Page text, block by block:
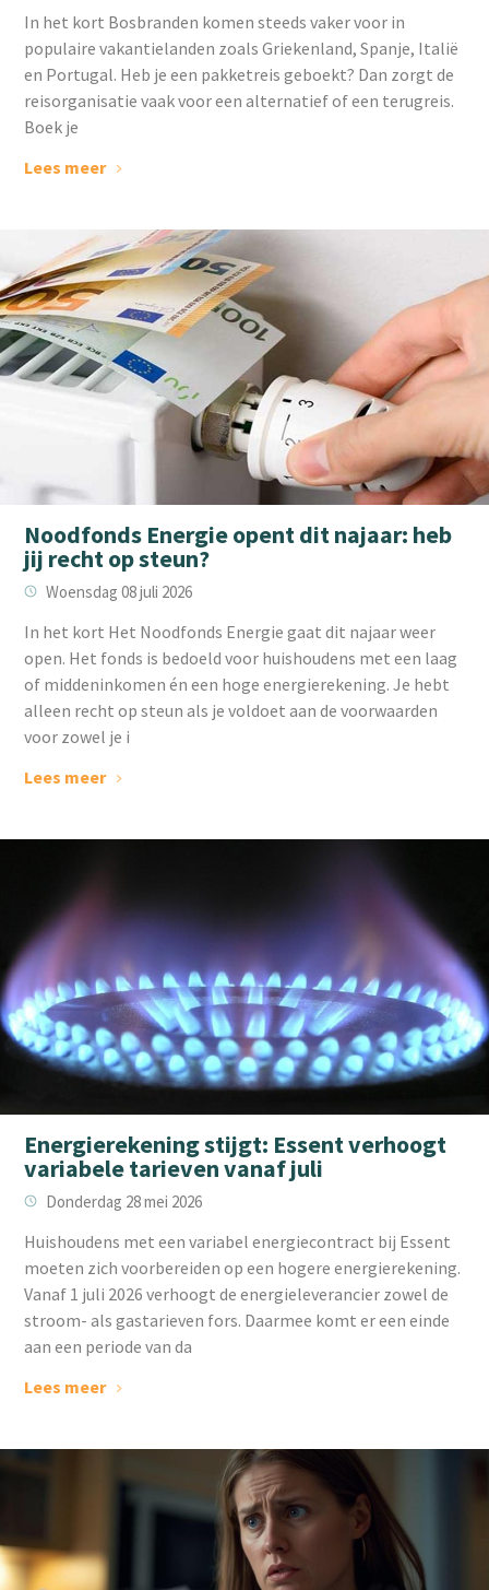
‌In het kort Bosbranden komen steeds vaker voor in
populaire vakantielanden zoals Griekenland, Spanje, Italië
en Portugal. Heb je een pakketreis geboekt? Dan zorgt de
reisorganisatie vaak voor een alternatief of een terugreis.
Boek je
Lees meer
Noodfonds Energie opent dit najaar: heb
jij recht op steun?
Woensdag 08 juli 2026
In het kort Het Noodfonds Energie gaat dit najaar weer
open. Het fonds is bedoeld voor huishoudens met een laag
of middeninkomen én een hoge energierekening. Je hebt
alleen recht op steun als je voldoet aan de voorwaarden
voor zowel je i
Lees meer
Energierekening stijgt: Essent verhoogt
variabele tarieven vanaf juli
Donderdag 28 mei 2026
Huishoudens met een variabel energiecontract bij Essent
moeten zich voorbereiden op een hogere energierekening.
Vanaf 1 juli 2026 verhoogt de energieleverancier zowel de
stroom- als gastarieven fors. Daarmee komt er een einde
aan een periode van da
Lees meer